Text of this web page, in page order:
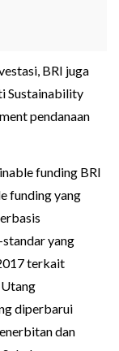
BRI juga
Sustainability
pendanaan
funding BRI
funding yang
yang
terkait
diperbarui
dan